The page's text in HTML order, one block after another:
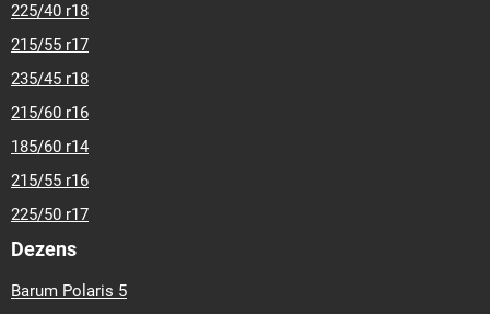
225/40 r18
215/55 r17
235/45 r18
215/60 r16
185/60 r14
215/55 r16
225/50 r17
Dezens
Barum Polaris 5